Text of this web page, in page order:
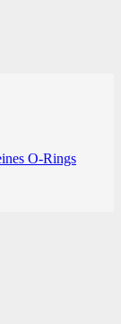
O-Rings